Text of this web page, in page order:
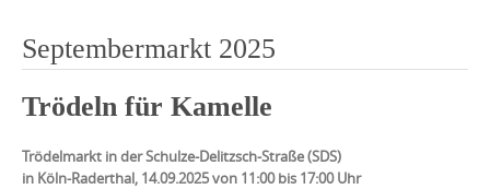
Septembermarkt 2025
Trödeln für Kamelle
Trödelmarkt in der Schulze-Delitzsch-Straße (SDS)
in Köln-Raderthal, 14.09.2025 von 11:00 bis 17:00 Uhr